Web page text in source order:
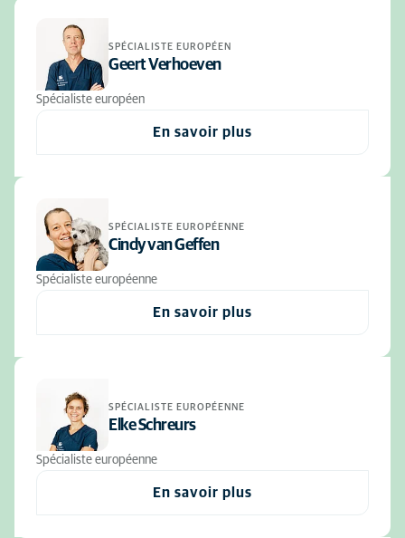
SPÉCIALISTE EUROPÉEN
Geert Verhoeven
Spécialiste européen
En savoir plus
SPÉCIALISTE EUROPÉENNE
Cindy van Geffen
Spécialiste européenne
En savoir plus
SPÉCIALISTE EUROPÉENNE
Elke Schreurs
Spécialiste européenne
En savoir plus